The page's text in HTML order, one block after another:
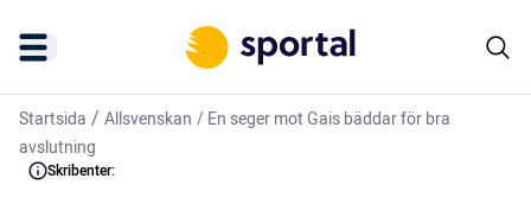
Startsida / Allsvenskan /En seger mot Gais bäddar för bra
avslutning
Skribenter: